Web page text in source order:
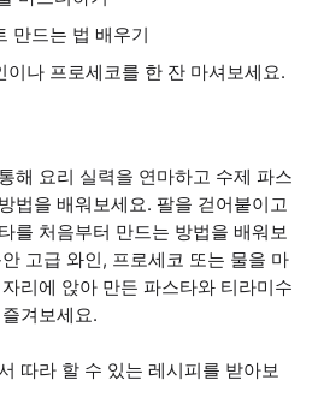
만드는 법 배우기
이나 프로세코를 한 잔 마셔보세요.
해 요리 실력을 연마하고 수제 파스
법을 배워보세요. 팔을 걷어붙이고
를 처음부터 만드는 방법을 배워보
고급 와인, 프로세코 또는 물을 마
리에 앉아 만든 파스타와 티라미수
겨보세요.
따라 할 수 있는 레시피를 받아보